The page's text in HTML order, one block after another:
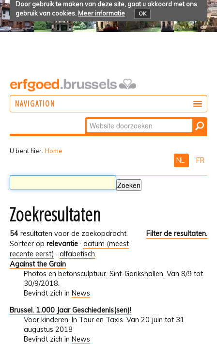
Door gebruik te maken van deze site, gaat u akkoord met ons
gebruik van cookies. Meer informatie OK
NAVIGATION
Zoek
Geavanceerd
U bent hier: Home
NL FR
Zoekresultaten
54 resultaten voor de zoekopdracht.
Filter de resultaten.
Sorteer op relevantie · datum (meest
recente eerst) · alfabetisch
Against the Grain
Photos en betonsculptuur. Sint-Gorikshallen. Van 8/9 tot
30/9/2018.
Bevindt zich in News
Brussel. 1.000 Jaar Geschiedenis(sen)!
Voor kinderen. In Tour en Taxis. Van 20 juin tot 31
augustus 2018
Bevindt zich in News